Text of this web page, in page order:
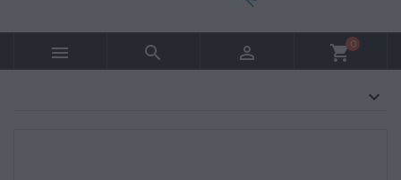
   shopping_cart0